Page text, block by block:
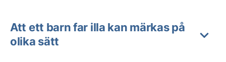
Att ett barn far illa kan märkas på
olika sätt